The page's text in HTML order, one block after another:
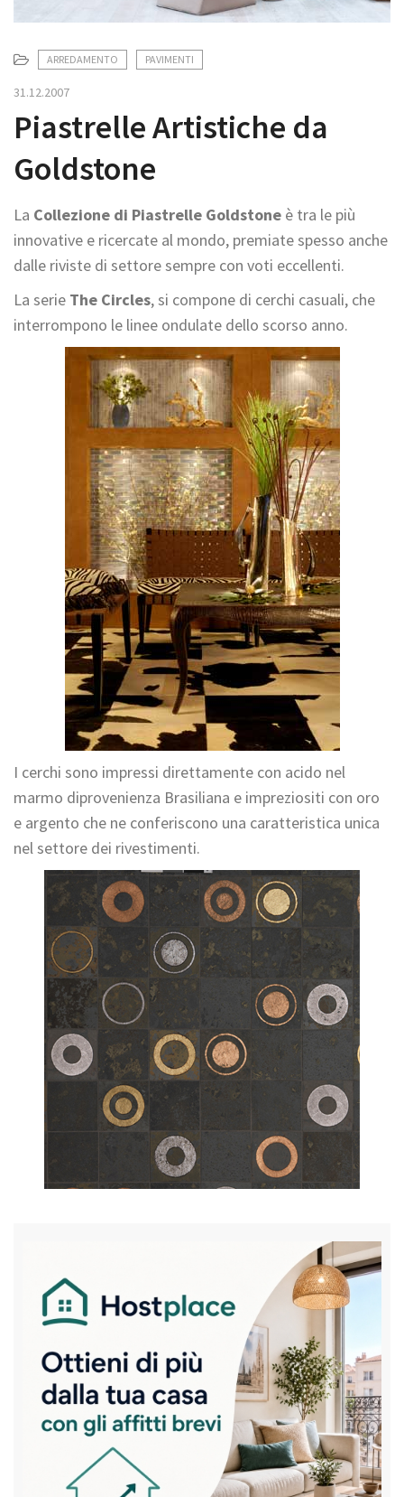
t
o
n
ARREDAMENTO PAVIMENTI
31.12.2007
Piastrelle Artistiche da
Goldstone
La Collezione di Piastrelle Goldstone è tra le più
innovative e ricercate al mondo, premiate spesso anche
dalle riviste di settore sempre con voti eccellenti.
La serie The Circles, si compone di cerchi casuali, che
interrompono le linee ondulate dello scorso anno.
I cerchi sono impressi direttamente con acido nel
marmo diprovenienza Brasiliana e impreziositi con oro
e argento che ne conferiscono una caratteristica unica
nel settore dei rivestimenti.